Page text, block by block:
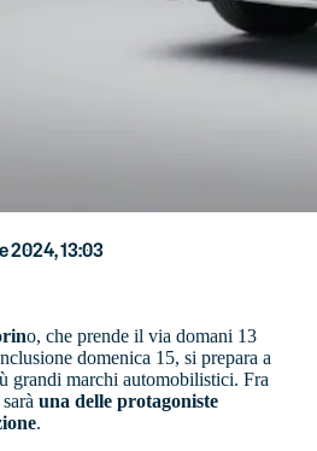
2024, 13:03
o, che prende il via domani 13
domenica 15, si prepara a
grandi marchi automobilistici. Fra
una delle protagoniste
.